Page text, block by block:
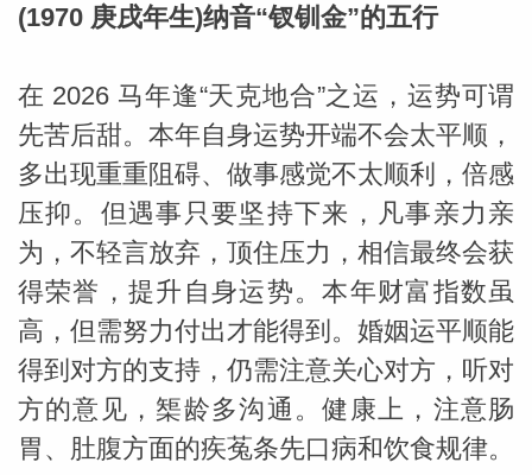
(1970 庚戌年生)纳音“钗钏金”的五行
在 2026 马年逢“天克地合”之运，运势可谓
先苦后甜。本年自身运势开端不会太平顺，
多出现重重阻碍、做事感觉不太顺利，倍感
压抑。但遇事只要坚持下来，凡事亲力亲
为，不轻言放弃，顶住压力，相信最终会获
得荣誉，提升自身运势。本年财富指数虽
高，但需努力付出才能得到。婚姻运平顺能
得到对方的支持，仍需注意关心对方，听对
方的意见，榘龄多沟通。健康上，注意肠
胃、肚腹方面的疾菟条先口病和饮食规律。